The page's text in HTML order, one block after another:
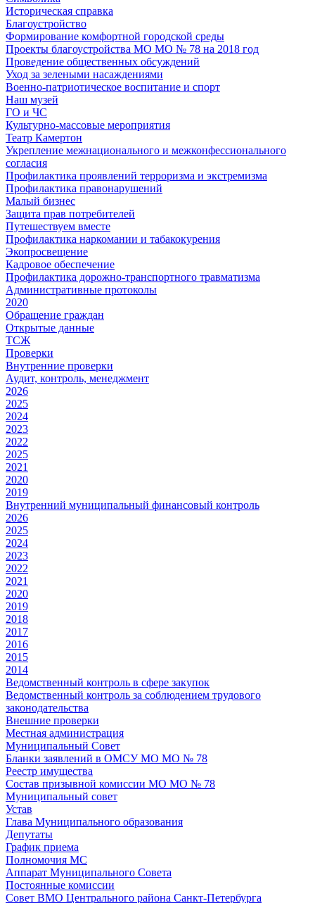
Историческая справка
Благоустройство
Формирование комфортной городской среды
Проекты благоустройства МО МО № 78 на 2018 год
Проведение общественных обсуждений
Уход за зелеными насаждениями
Военно-патриотическое воспитание и спорт
Наш музей
ГО и ЧС
Культурно-массовые мероприятия
Театр Камертон
Укрепление межнационального и межконфессионального
согласия
Профилактика проявлений терроризма и экстремизма
Профилактика правонарушений
Малый бизнес
Защита прав потребителей
Путешествуем вместе
Профилактика наркомании и табакокурения
Экопросвещение
Кадровое обеспечение
Профилактика дорожно-транспортного травматизма
Административные протоколы
2020
Обращение граждан
Открытые данные
ТСЖ
Проверки
Внутренние проверки
Аудит, контроль, менеджмент
2026
2025
2024
2023
2022
2025
2021
2020
2019
Внутренний муниципальный финансовый контроль
2026
2025
2024
2023
2022
2021
2020
2019
2018
2017
2016
2015
2014
Ведомственный контроль в сфере закупок
Ведомственный контроль за соблюдением трудового
законодательства
Внешние проверки
Местная администрация
Муниципальный Совет
Бланки заявлений в ОМСУ МО МО № 78
Реестр имущества
Состав призывной комиссии МО МО № 78
Муниципальный совет
Устав
Глава Муниципального образования
Депутаты
График приема
Полномочия МС
Аппарат Муниципального Совета
Постоянные комиссии
Совет ВМО Центрального района Санкт-Петербурга